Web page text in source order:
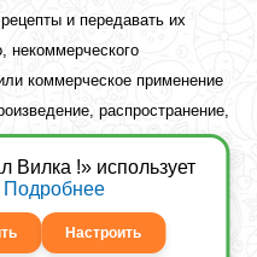
и передавать их
некоммерческого
коммерческое применение
распространение,
лишь при наличии
правообладателя.
Вилка
Вилка !» использует
Подробнее
Настроить